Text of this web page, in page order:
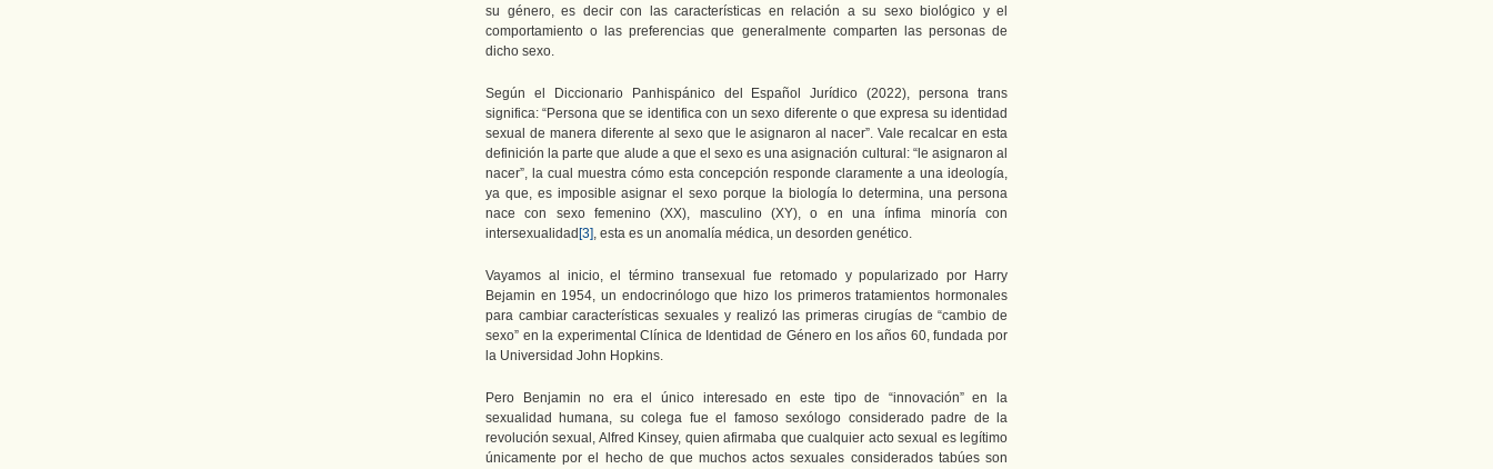
su género, es decir con las características en relación a su sexo biológico y el
comportamiento o las preferencias que generalmente comparten las personas de
dicho sexo.
Según el Diccionario Panhispánico del Español Jurídico (2022), persona trans
significa: “Persona que se identifica con un sexo diferente o que expresa su identidad
sexual de manera diferente al sexo que le asignaron al nacer”. Vale recalcar en esta
definición la parte que alude a que el sexo es una asignación cultural: “le asignaron al
nacer”, la cual muestra cómo esta concepción responde claramente a una ideología,
ya que, es imposible asignar el sexo porque la biología lo determina, una persona
nace con sexo femenino (XX), masculino (XY), o en una ínfima minoría con
intersexualidad [3], esta es un anomalía médica, un desorden genético.
Vayamos al inicio, el término transexual fue retomado y popularizado por Harry
Bejamin en 1954, un endocrinólogo que hizo los primeros tratamientos hormonales
para cambiar características sexuales y realizó las primeras cirugías de “cambio de
sexo” en la experimental Clínica de Identidad de Género en los años 60, fundada por
la Universidad John Hopkins.
Pero Benjamin no era el único interesado en este tipo de “innovación” en la
sexualidad humana, su colega fue el famoso sexólogo considerado padre de la
revolución sexual, Alfred Kinsey, quien afirmaba que cualquier acto sexual es legítimo
únicamente por el hecho de que muchos actos sexuales considerados tabúes son